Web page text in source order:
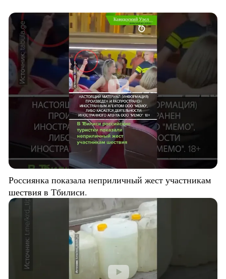
Россиянка показала неприличный жест участникам
шествия в Тбилиси.